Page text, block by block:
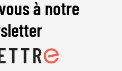
à notre